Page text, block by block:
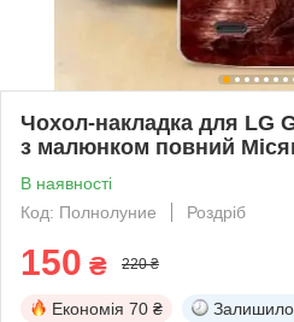
Чохол-накладка для LG
з малюнком повний
В наявності
Код: Полнолуние
Роздріб
150 ₴ 220 ₴
Економія 70 ₴